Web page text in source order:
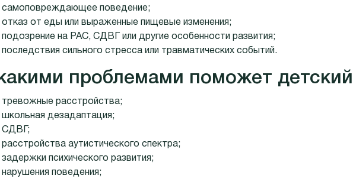
самоповреждающее поведение;
отказ от еды или выраженные пищевые изменения;
подозрение на РАС, СДВГ или другие особенности развития;
последствия сильного стресса или травматических событий.
проблемами поможет
тревожные расстройства;
школьная дезадаптация;
СДВГ;
расстройства аутистического спектра;
задержки психического развития;
нарушения поведения;